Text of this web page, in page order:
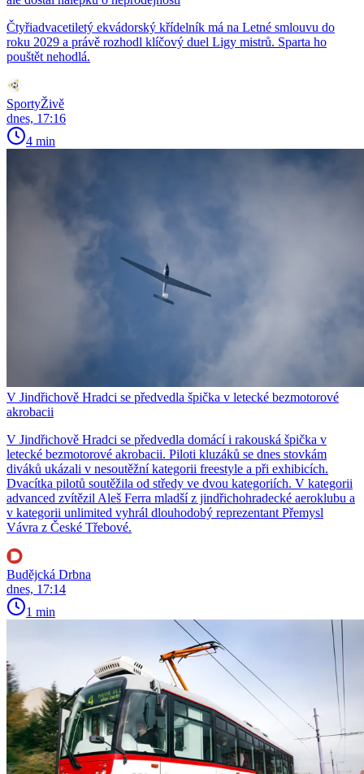
Čtyřiadvacetiletý ekvádorský křídelník má na Letné smlouvu do
roku 2029 a právě rozhodl klíčový duel Ligy mistrů. Sparta ho
pouštět nehodlá.
SportyŽivě
dnes, 17:16
4 min
V Jindřichově Hradci se předvedla špička v letecké bezmotorové
akrobacii
V Jindřichově Hradci se předvedla domácí i rakouská špička v
letecké bezmotorové akrobacii. Piloti kluzáků se dnes stovkám
diváků ukázali v nesoutěžní kategorii freestyle a při exhibicích.
Dvacítka pilotů soutěžila od středy ve dvou kategoriích. V kategorii
advanced zvítězil Aleš Ferra mladší z jindřichohradecké aeroklubu a
v kategorii unlimited vyhrál dlouhodobý reprezentant Přemysl
Vávra z České Třebové.
Budějcká Drbna
dnes, 17:14
1 min